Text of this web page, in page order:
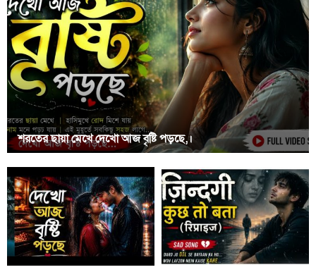
শরতের ছায়া মেখে দেখো আজ বৃষ্টি পড়ছে,।